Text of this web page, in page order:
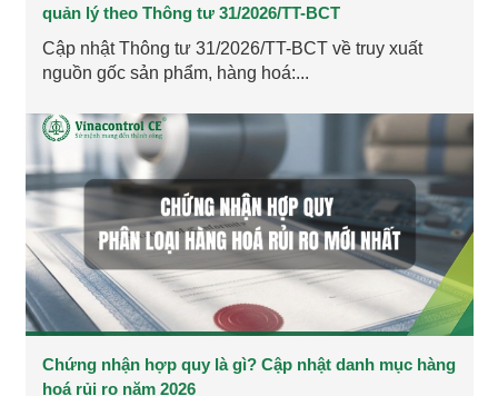
quản lý theo Thông tư 31/2026/TT-BCT
Cập nhật Thông tư 31/2026/TT-BCT về truy xuất
nguồn gốc sản phẩm, hàng hoá:...
Chứng nhận hợp quy là gì? Cập nhật danh mục hàng
hoá rủi ro năm 2026